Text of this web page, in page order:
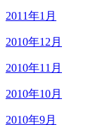
2011年1月
2010年12月
2010年11月
2010年10月
2010年9月